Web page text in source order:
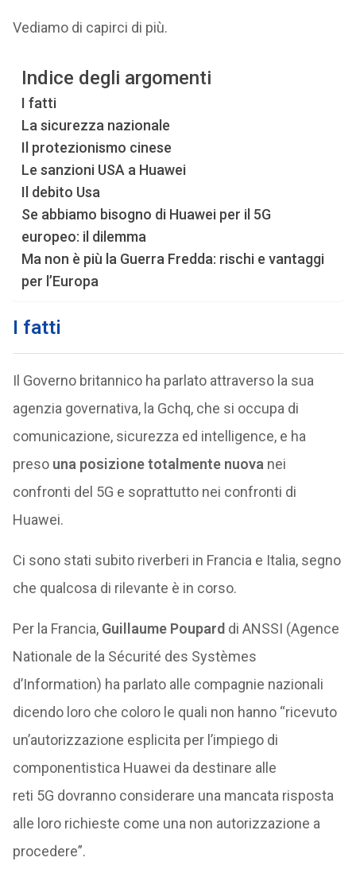
Vediamo di capirci di più.
Indice degli argomenti
I fatti
La sicurezza nazionale
Il protezionismo cinese
Le sanzioni USA a Huawei
Il debito Usa
Se abbiamo bisogno di Huawei per il 5G
europeo: il dilemma
Ma non è più la Guerra Fredda: rischi e vantaggi
per l’Europa
I fatti
Il Governo britannico ha parlato attraverso la sua
agenzia governativa, la Gchq, che si occupa di
comunicazione, sicurezza ed intelligence, e ha
preso una posizione totalmente nuova nei
confronti del 5G e soprattutto nei confronti di
Huawei.
Ci sono stati subito riverberi in Francia e Italia, segno
che qualcosa di rilevante è in corso.
Per la Francia, Guillaume Poupard di ANSSI (Agence
Nationale de la Sécurité des Systèmes
d’Information) ha parlato alle compagnie nazionali
dicendo loro che coloro le quali non hanno “ricevuto
un’autorizzazione esplicita per l’impiego di
componentistica Huawei da destinare alle
reti 5G dovranno considerare una mancata risposta
alle loro richieste come una non autorizzazione a
procedere”.